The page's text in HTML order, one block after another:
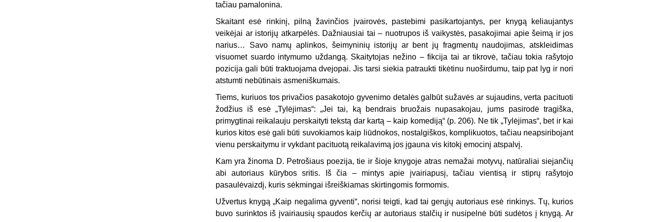
tačiau pamalonina.
Skaitant esė rinkinį, pilną žavinčios įvairovės, pastebimi pasikartojantys, per knygą keliaujantys
veikėjai ar istorijų atkarpėlės. Dažniausiai tai – nuotrupos iš vaikystės, pasakojimai apie šeimą ir jos
narius… Savo namų aplinkos, šeimyninių istorijų ar bent jų fragmentų naudojimas, atskleidimas
visuomet suardo intymumo uždangą. Skaitytojas nežino – fikcija tai ar tikrovė, tačiau tokia rašytojo
pozicija gali būti traktuojama dvejopai. Jis tarsi siekia patraukti tikėtinu nuoširdumu, taip pat lyg ir nori
atstumti nebūtinais asmeniškumais.
Tiems, kuriuos tos privačios pasakotojo gyvenimo detalės galbūt sužavės ar sujaudins, verta pacituoti
žodžius iš esė „Tylėjimas“: „Jei tai, ką bendrais bruožais nupasakojau, jums pasirodė tragiška,
primygtinai reikalauju perskaityti tekstą dar kartą – kaip komediją“ (p. 206). Ne tik „Tylėjimas“, bet ir kai
kurios kitos esė gali būti suvokiamos kaip liūdnokos, nostalgiškos, komplikuotos, tačiau neapsiribojant
vienu perskaitymu ir vykdant pacituotą reikalavimą jos įgauna vis kitokį emocinį atspalvį.
Kam yra žinoma D. Petrošiaus poezija, tie ir šioje knygoje atras nemažai motyvų, natūraliai siejančių
abi autoriaus kūrybos sritis. Iš čia – mintys apie įvairiapusį, tačiau vientisą ir stiprų rašytojo
pasaulėvaizdį, kuris sėkmingai išreiškiamas skirtingomis formomis.
Užvertus knygą „Kaip negalima gyventi“, norisi teigti, kad tai gerųjų autoriaus esė rinkinys. Tų, kurios
buvo surinktos iš įvairiausių spaudos kerčių ar autoriaus stalčių ir nusipelnė būti sudėtos į knygą. Ar